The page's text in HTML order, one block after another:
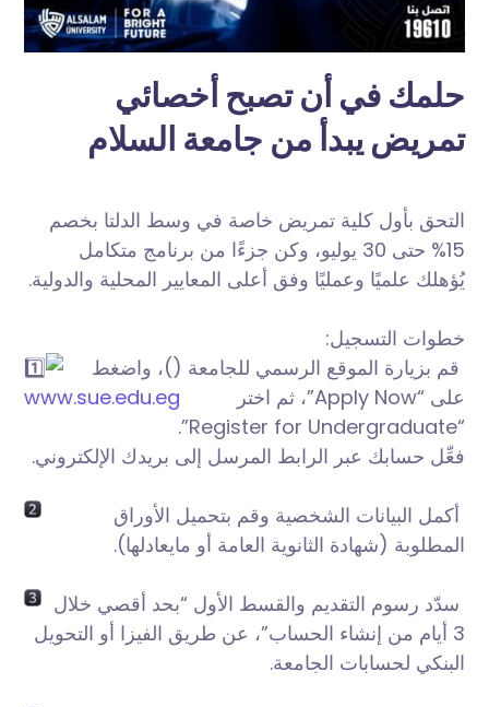
حلمك في أن تصبح أخصائي
تمريض يبدأ من جامعة السلام
التحق بأول كلية تمريض خاصة في وسط الدلتا بخصم
15% حتى 30 يوليو، وكن جزءًا من برنامج متكامل
يُؤهلك علميًا وعمليًا وفق أعلى المعايير المحلية والدولية.
خطوات التسجيل:
قم بزيارة الموقع الرسمي للجامعة (
www.sue.edu.eg
)، واضغط
على “Apply Now”، ثم اختر
“Register for Undergraduate”.
فعِّل حسابك عبر الرابط المرسل إلى بريدك الإلكتروني.
أكمل البيانات الشخصية وقم بتحميل الأوراق
المطلوبة (شهادة الثانوية العامة أو مايعادلها).
سدّد رسوم التقديم والقسط الأول “بحد أقصي خلال
3 أيام من إنشاء الحساب”، عن طريق الفيزا أو التحويل
البنكي لحسابات الجامعة.